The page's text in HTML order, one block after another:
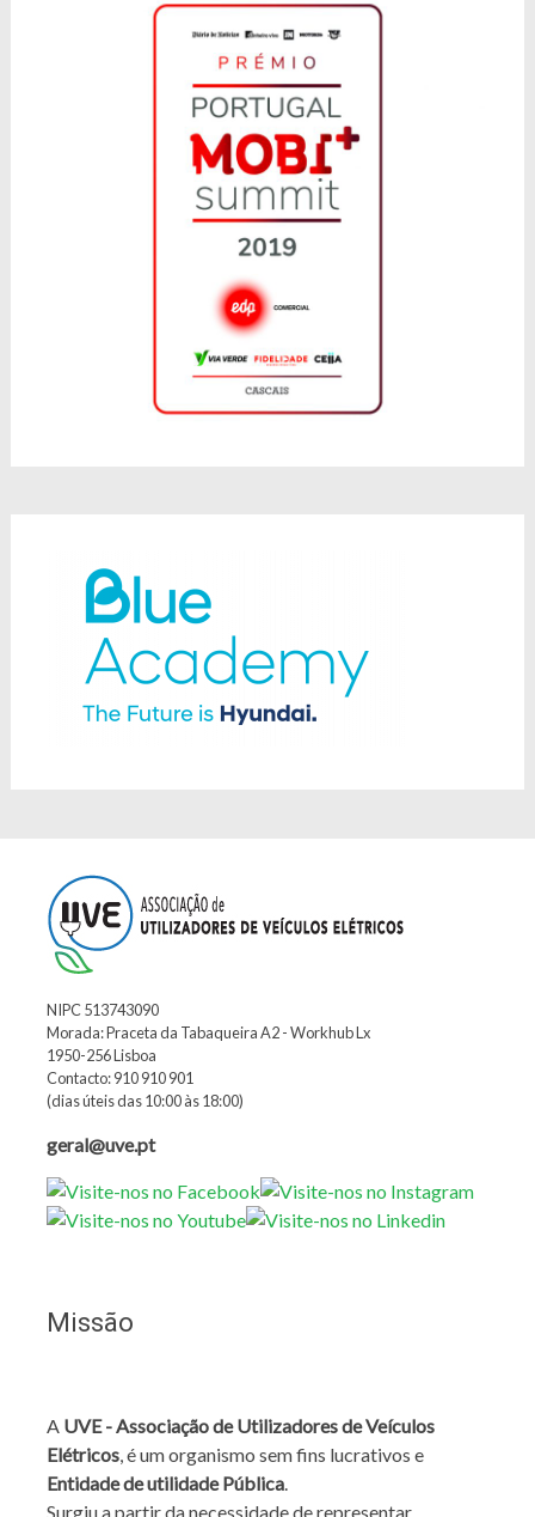
NIPC 513743090
Morada: Praceta da Tabaqueira A2 - Workhub Lx
1950-256 Lisboa
Contacto: 910 910 901
(dias úteis das 10:00 às 18:00)
geral@uve.pt
Missão
A UVE - Associação de Utilizadores de Veículos
Elétricos, é um organismo sem fins lucrativos e
Entidade de utilidade Pública.
Surgiu a partir da necessidade de representar